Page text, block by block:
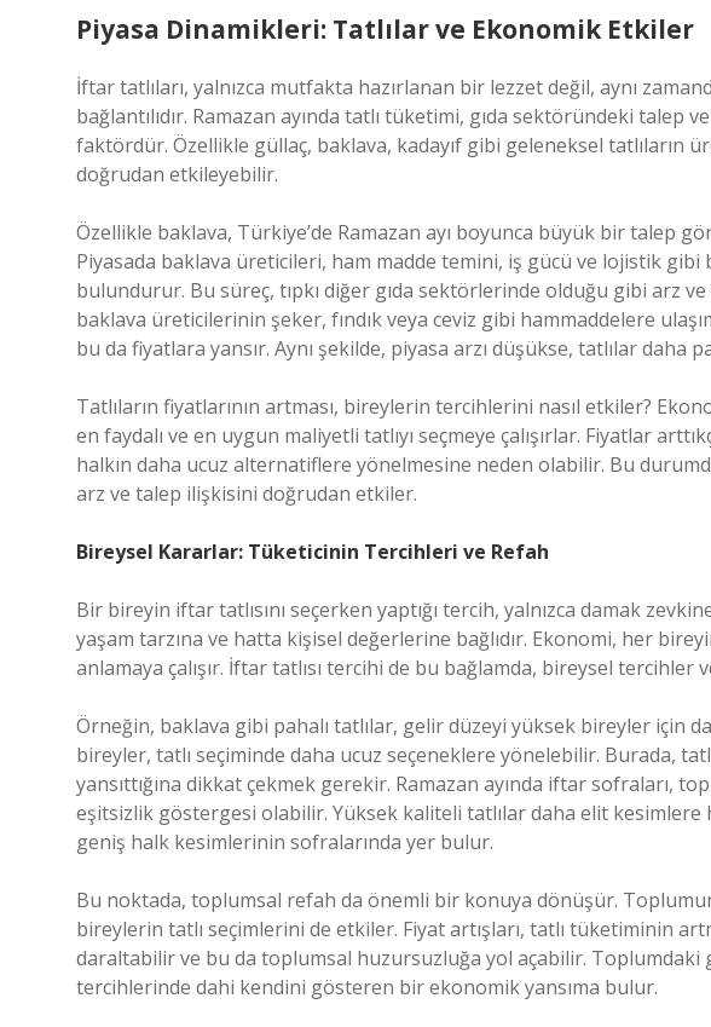
Piyasa Dinamikleri: Tatlılar ve Ekonomik Etkiler
İftar tatlıları, yalnızca mutfakta hazırlanan bir lezzet değil, aynı
bağlantılıdır. Ramazan ayında tatlı tüketimi, gıda sektöründeki talep
faktördür. Özellikle güllaç, baklava, kadayıf gibi geleneksel tatlıların
doğrudan etkileyebilir.
Özellikle baklava, Türkiye’de Ramazan ayı boyunca büyük bir talep
Piyasada baklava üreticileri, ham madde temini, iş gücü ve lojistik
bulundurur. Bu süreç, tıpkı diğer gıda sektörlerinde olduğu gibi arz
baklava üreticilerinin şeker, fındık veya ceviz gibi hammaddelere
bu da fiyatlara yansır. Aynı şekilde, piyasa arzı düşükse, tatlılar daha
Tatlıların fiyatlarının artması, bireylerin tercihlerini nasıl etkiler?
en faydalı ve en uygun maliyetli tatlıyı seçmeye çalışırlar. Fiyatlar
halkın daha ucuz alternatiflere yönelmesine neden olabilir. Bu
arz ve talep ilişkisini doğrudan etkiler.
Bireysel Kararlar: Tüketicinin Tercihleri ve Refah
Bir bireyin iftar tatlısını seçerken yaptığı tercih, yalnızca damak
yaşam tarzına ve hatta kişisel değerlerine bağlıdır. Ekonomi, her
anlamaya çalışır. İftar tatlısı tercihi de bu bağlamda, bireysel tercihler
Örneğin, baklava gibi pahalı tatlılar, gelir düzeyi yüksek bireyler için
bireyler, tatlı seçiminde daha ucuz seçeneklere yönelebilir. Burada,
yansıttığına dikkat çekmek gerekir. Ramazan ayında iftar sofraları,
eşitsizlik göstergesi olabilir. Yüksek kaliteli tatlılar daha elit kesimlere
geniş halk kesimlerinin sofralarında yer bulur.
Bu noktada, toplumsal refah da önemli bir konuya dönüşür.
bireylerin tatlı seçimlerini de etkiler. Fiyat artışları, tatlı tüketiminin
daraltabilir ve bu da toplumsal huzursuzluğa yol açabilir. Toplumdaki
tercihlerinde dahi kendini gösteren bir ekonomik yansıma bulur.